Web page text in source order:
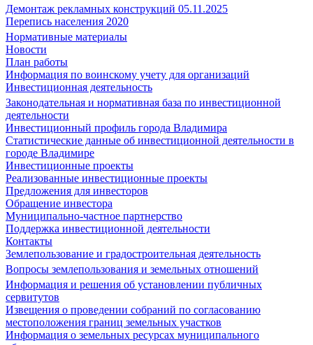
Демонтаж рекламных конструкций 05.11.2025
Перепись населения 2020
Нормативные материалы
Новости
План работы
Информация по воинскому учету для организаций
Инвестиционная деятельность
Законодательная и нормативная база по инвестиционной
деятельности
Инвестиционный профиль города Владимира
Статистические данные об инвестиционной деятельности в
городе Владимире
Инвестиционные проекты
Реализованные инвестиционные проекты
Предложения для инвесторов
Обращение инвестора
Муниципально-частное партнерство
Поддержка инвестиционной деятельности
Контакты
Землепользование и градостроительная деятельность
Вопросы землепользования и земельных отношений
Информация и решения об установлении публичных
сервитутов
Извещения о проведении собраний по согласованию
местоположения границ земельных участков
Информация о земельных ресурсах муниципального